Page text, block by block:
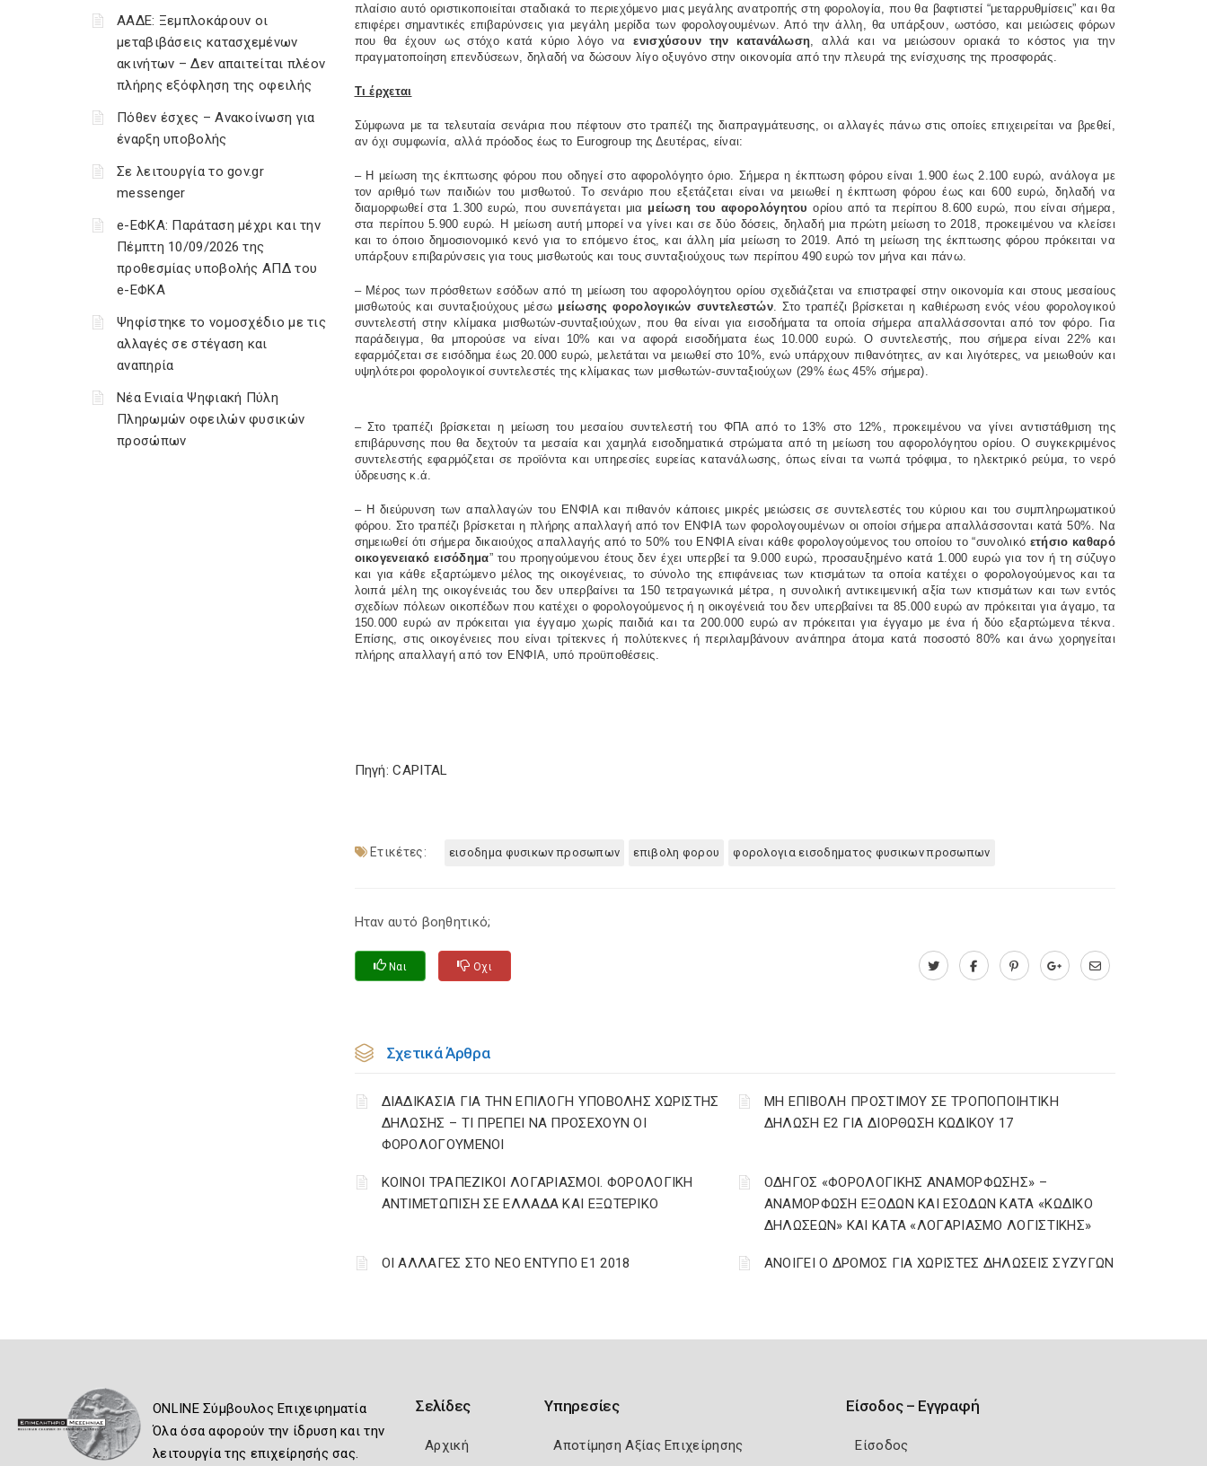
ΑΑΔΕ: Ξεμπλοκάρουν οι
μεταβιβάσεις κατασχεμένων
ακινήτων – Δεν απαιτείται πλέον
πλήρης εξόφληση της οφειλής
Πόθεν έσχες – Ανακοίνωση για
έναρξη υποβολής
Σε λειτουργία το gov.gr
messenger
e-ΕΦΚΑ: Παράταση μέχρι και την
Πέμπτη 10/09/2026 της
προθεσμίας υποβολής ΑΠΔ του
e-ΕΦΚΑ
Ψηφίστηκε το νομοσχέδιο με τις
αλλαγές σε στέγαση και
αναπηρία
Νέα Ενιαία Ψηφιακή Πύλη
Πληρωμών οφειλών φυσικών
προσώπων
πλαίσιο αυτό οριστικοποιείται σταδιακά το περιεχόμενο μιας μεγάλης ανατροπής στη φορολογία, που θα βαφτιστεί “μεταρρυθμίσεις” και θα
επιφέρει σημαντικές επιβαρύνσεις για μεγάλη μερίδα των φορολογουμένων. Από την άλλη, θα υπάρξουν, ωστόσο, και μειώσεις φόρων
που θα έχουν ως στόχο κατά κύριο λόγο να
ενισχύσουν την κατανάλωση, αλλά και να μειώσουν οριακά το κόστος για την
πραγματοποίηση επενδύσεων, δηλαδή να δώσουν λίγο οξυγόνο στην οικονομία από την πλευρά της ενίσχυσης της προσφοράς.
Τι έρχεται
Σύμφωνα με τα τελευταία σενάρια που πέφτουν στο τραπέζι της διαπραγμάτευσης, οι αλλαγές πάνω στις οποίες επιχειρείται να βρεθεί,
αν όχι συμφωνία, αλλά πρόοδος έως το Eurogroup της Δευτέρας, είναι:
– Η μείωση της έκπτωσης φόρου που οδηγεί στο αφορολόγητο όριο. Σήμερα η έκπτωση φόρου είναι 1.900 έως 2.100 ευρώ, ανάλογα με
τον αριθμό των παιδιών του μισθωτού. Το σενάριο που εξετάζεται είναι να μειωθεί η έκπτωση φόρου έως και 600 ευρώ, δηλαδή να
διαμορφωθεί στα 1.300 ευρώ, που συνεπάγεται μια μείωση του αφορολόγητου ορίου από τα περίπου 8.600 ευρώ, που είναι σήμερα,
στα περίπου 5.900 ευρώ. Η μείωση αυτή μπορεί να γίνει και σε δύο δόσεις, δηλαδή μια πρώτη μείωση το 2018, προκειμένου να κλείσει
και το όποιο δημοσιονομικό κενό για το επόμενο έτος, και άλλη μία μείωση το 2019. Από τη μείωση της έκπτωσης φόρου πρόκειται να
υπάρξουν επιβαρύνσεις για τους μισθωτούς και τους συνταξιούχους των περίπου 490 ευρώ τον μήνα και πάνω.
– Μέρος των πρόσθετων εσόδων από τη μείωση του αφορολόγητου ορίου σχεδιάζεται να επιστραφεί στην οικονομία και στους μεσαίους
μισθωτούς και συνταξιούχους μέσω μείωσης φορολογικών συντελεστών. Στο τραπέζι βρίσκεται η καθιέρωση ενός νέου φορολογικού
συντελεστή στην κλίμακα μισθωτών-συνταξιούχων, που θα είναι για εισοδήματα τα οποία σήμερα απαλλάσσονται από τον φόρο. Για
παράδειγμα, θα μπορούσε να είναι 10% και να αφορά εισοδήματα έως 10.000 ευρώ. Ο συντελεστής, που σήμερα είναι 22% και
εφαρμόζεται σε εισόδημα έως 20.000 ευρώ, μελετάται να μειωθεί στο 10%, ενώ υπάρχουν πιθανότητες, αν και λιγότερες, να μειωθούν και
υψηλότεροι φορολογικοί συντελεστές της κλίμακας των μισθωτών-συνταξιούχων (29% έως 45% σήμερα).
– Στο τραπέζι βρίσκεται η μείωση του μεσαίου συντελεστή του ΦΠΑ από το 13% στο 12%, προκειμένου να γίνει αντιστάθμιση της
επιβάρυνσης που θα δεχτούν τα μεσαία και χαμηλά εισοδηματικά στρώματα από τη μείωση του αφορολόγητου ορίου. Ο συγκεκριμένος
συντελεστής εφαρμόζεται σε προϊόντα και υπηρεσίες ευρείας κατανάλωσης, όπως είναι τα νωπά τρόφιμα, το ηλεκτρικό ρεύμα, το νερό
ύδρευσης κ.ά.
– Η διεύρυνση των απαλλαγών του ΕΝΦΙΑ και πιθανόν κάποιες μικρές μειώσεις σε συντελεστές του κύριου και του συμπληρωματικού
φόρου. Στο τραπέζι βρίσκεται η πλήρης απαλλαγή από τον ΕΝΦΙΑ των φορολογουμένων οι οποίοι σήμερα απαλλάσσονται κατά 50%. Να
σημειωθεί ότι σήμερα δικαιούχος απαλλαγής από το 50% του ΕΝΦΙΑ είναι κάθε φορολογούμενος του οποίου το “συνολικό ετήσιο καθαρό
οικογενειακό εισόδημα” του προηγούμενου έτους δεν έχει υπερβεί τα 9.000 ευρώ, προσαυξημένο κατά 1.000 ευρώ για τον ή τη σύζυγο
και για κάθε εξαρτώμενο μέλος της οικογένειας, το σύνολο της επιφάνειας των κτισμάτων τα οποία κατέχει ο φορολογούμενος και τα
λοιπά μέλη της οικογένειάς του δεν υπερβαίνει τα 150 τετραγωνικά μέτρα, η συνολική αντικειμενική αξία των κτισμάτων και των εντός
σχεδίων πόλεων οικοπέδων που κατέχει ο φορολογούμενος ή η οικογένειά του δεν υπερβαίνει τα 85.000 ευρώ αν πρόκειται για άγαμο, τα
150.000 ευρώ αν πρόκειται για έγγαμο χωρίς παιδιά και τα 200.000 ευρώ αν πρόκειται για έγγαμο με ένα ή δύο εξαρτώμενα τέκνα.
Επίσης, στις οικογένειες που είναι τρίτεκνες ή πολύτεκνες ή περιλαμβάνουν ανάπηρα άτομα κατά ποσοστό 80% και άνω χορηγείται
πλήρης απαλλαγή από τον ΕΝΦΙΑ, υπό προϋποθέσεις.
Πηγή: CAPITAL
Ετικέτες: εισοδημα φυσικων προσωπων επιβολη φορου φορολογια εισοδηματος φυσικων προσωπων
Ηταν αυτό βοηθητικό;
Ναι Οχι
Σχετικά Άρθρα
ΔΙΑΔΙΚΑΣΙΑ ΓΙΑ ΤΗΝ ΕΠΙΛΟΓΗ ΥΠΟΒΟΛΗΣ ΧΩΡΙΣΤΗΣ
ΔΗΛΩΣΗΣ – ΤΙ ΠΡΕΠΕΙ ΝΑ ΠΡΟΣΕΧΟΥΝ ΟΙ
ΦΟΡΟΛΟΓΟΥΜΕΝΟΙ
ΜΗ ΕΠΙΒΟΛΗ ΠΡΟΣΤΙΜΟΥ ΣΕ ΤΡΟΠΟΠΟΙΗΤΙΚΗ
ΔΗΛΩΣΗ Ε2 ΓΙΑ ΔΙΟΡΘΩΣΗ ΚΩΔΙΚΟΥ 17
ΚΟΙΝΟΙ ΤΡΑΠΕΖΙΚΟΙ ΛΟΓΑΡΙΑΣΜΟΙ. ΦΟΡΟΛΟΓΙΚΗ
ΑΝΤΙΜΕΤΩΠΙΣΗ ΣΕ ΕΛΛΑΔΑ ΚΑΙ ΕΞΩΤΕΡΙΚΟ
ΟΔΗΓΟΣ «ΦΟΡΟΛΟΓΙΚΗΣ ΑΝΑΜΟΡΦΩΣΗΣ» –
ΑΝΑΜΟΡΦΩΣΗ ΕΞΟΔΩΝ ΚΑΙ ΕΣΟΔΩΝ ΚΑΤΑ «ΚΩΔΙΚΟ
ΔΗΛΩΣΕΩΝ» ΚΑΙ ΚΑΤΑ «ΛΟΓΑΡΙΑΣΜΟ ΛΟΓΙΣΤΙΚΗΣ»
ΟΙ ΑΛΛΑΓΕΣ ΣΤΟ ΝΕΟ ΕΝΤΥΠΟ Ε1 2018 ΑΝΟΙΓΕΙ Ο ΔΡΟΜΟΣ ΓΙΑ ΧΩΡΙΣΤΕΣ ΔΗΛΩΣΕΙΣ ΣΥΖΥΓΩΝ
ONLINE Σύμβουλος Επιχειρηματία
Όλα όσα αφορούν την ίδρυση και την
λειτουργία της επιχείρησής σας.
Σελίδες
Αρχική
Υπηρεσίες
Αποτίμηση Αξίας Επιχείρησης
Είσοδος – Εγγραφή
Είσοδος